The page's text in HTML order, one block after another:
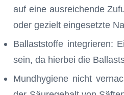
auf eine ausreichende
oder gezielt eingesetzte
Ballaststoffe integrieren:
sein, da hierbei die
Mundhygiene nicht